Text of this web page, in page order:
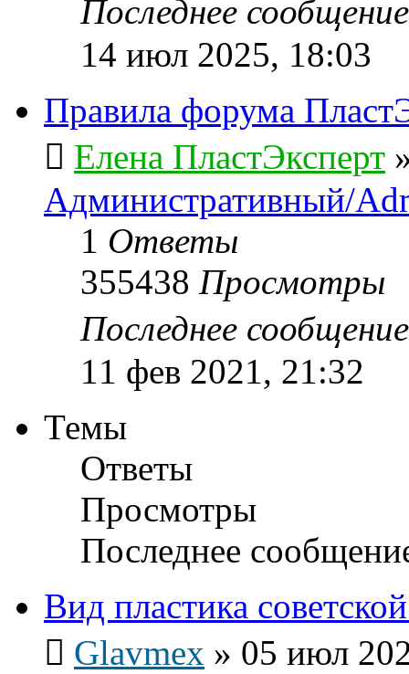
Последнее
14 июл 2025, 18:03
Правила форума
Елена ПластЭксперт
Административный/
1 Ответы
355438 Просмотры
Последнее
11 фев 2021, 21:32
Темы
Ответы
Просмотры
Последнее
Вид пластика
Glavmex » 05 июл